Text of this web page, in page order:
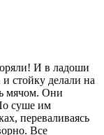
И в ладоши
стойку делали на
мячом. Они
суше им
переваливаясь
Все